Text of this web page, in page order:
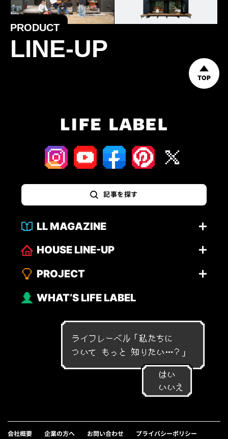
PRODUCT
LINE-UP
TOP
記事を探す
LL MAGAZINE
HOUSE LINE-UP
PROJECT
WHAT’S LIFE LABEL
ライフレーベル「私 たちに
つ いて も っ と 知 り た い…？ 」
はい
いいえ
会社概要 企業の方へ お問い合わせ プライバシーポリシー